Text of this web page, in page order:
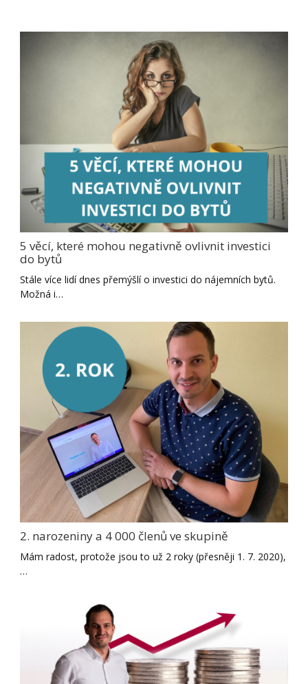
5 věcí, které mohou negativně ovlivnit investici
do bytů
Stále více lidí dnes přemýšlí o investici do nájemních bytů.
Možná i…
2. narozeniny a 4 000 členů ve skupině
Mám radost, protože jsou to už 2 roky (přesněji 1. 7. 2020),
…